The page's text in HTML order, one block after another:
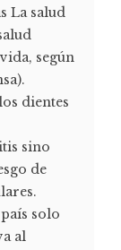
La salud
según
dientes
sino
de
solo
al